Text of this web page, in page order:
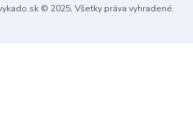
© 2025, Všetky práva vyhradené.